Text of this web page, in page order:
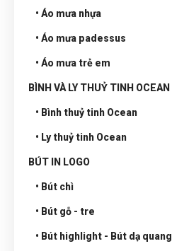
• Áo mưa nhựa
• Áo mưa padessus
• Áo mưa trẻ em
BÌNH VÀ LY THUỶ TINH OCEAN
• Bình thuỷ tinh Ocean
• Ly thuỷ tinh Ocean
BÚT IN LOGO
• Bút chì
• Bút gỗ - tre
• Bút highlight - Bút dạ quang